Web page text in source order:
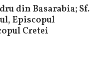
din Basarabia; Sf.
Episcopul
Cretei